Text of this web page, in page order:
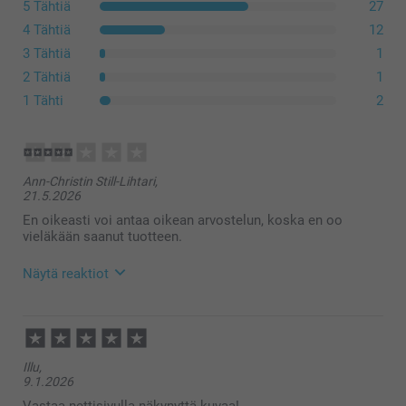
5 Tähtiä
27
4 Tähtiä
12
3 Tähtiä
1
2 Tähtiä
1
1 Tähti
2
Ann-Christin Still-Lihtari,
21.5.2026
En oikeasti voi antaa oikean arvostelun, koska en oo
vieläkään saanut tuotteen.
Näytä reaktiot
14:57
Hei Ann-Christin,
Toimitusaika on normaalisti noin 3-8 arkipäivää,
riippuen valitsemastasi toimitustavasta. Jos et
Illu,
9.1.2026